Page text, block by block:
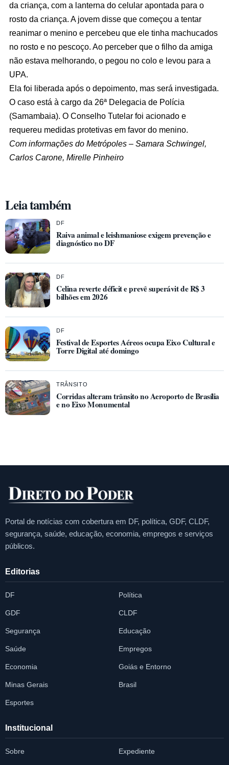
da criança, com a lanterna do celular apontada para o
rosto da criança. A jovem disse que começou a tentar
reanimar o menino e percebeu que ele tinha machucados
no rosto e no pescoço. Ao perceber que o filho da amiga
não estava melhorando, o pegou no colo e levou para a
UPA.
Ela foi liberada após o depoimento, mas será investigada.
O caso está à cargo da 26ª Delegacia de Polícia
(Samambaia). O Conselho Tutelar foi acionado e
requereu medidas protetivas em favor do menino.
Com informações do Metrópoles – Samara Schwingel,
Carlos Carone, Mirelle Pinheiro
Leia também
DF
Raiva animal e leishmaniose exigem prevenção e
diagnóstico no DF
DF
Celina reverte déficit e prevê superávit de R$ 3
bilhões em 2026
DF
Festival de Esportes Aéreos ocupa Eixo Cultural e
Torre Digital até domingo
TRÂNSITO
Corridas alteram trânsito no Aeroporto de Brasília
e no Eixo Monumental
Portal de notícias com cobertura em DF, política, GDF, CLDF,
segurança, saúde, educação, economia, empregos e serviços
públicos.
Editorias
DF Política
GDF CLDF
Segurança Educação
Saúde Empregos
Economia Goiás e Entorno
Minas Gerais Brasil
Esportes
Institucional
Sobre Expediente